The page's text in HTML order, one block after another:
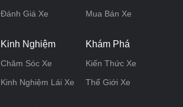
Đánh Giá Xe
Mua Bán Xe
Kinh Nghiệm
Chăm Sóc Xe
Kinh Nghiệm Lái Xe
Khám Phá
Kiến Thức Xe
Thế Giới Xe